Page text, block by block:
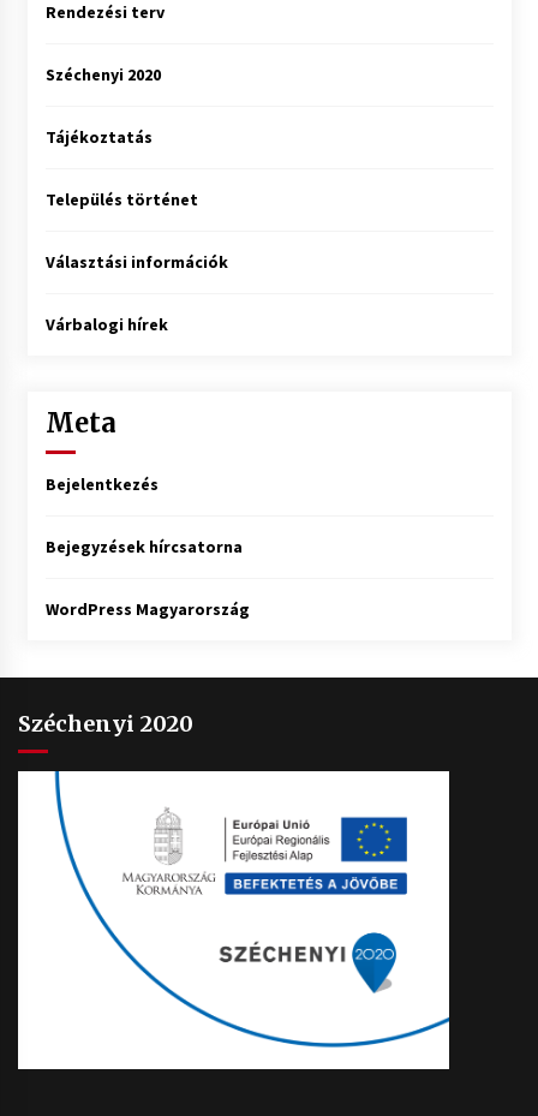
Rendezési terv
Széchenyi 2020
Tájékoztatás
Település történet
Választási információk
Várbalogi hírek
Meta
Bejelentkezés
Bejegyzések hírcsatorna
WordPress Magyarország
Széchenyi 2020